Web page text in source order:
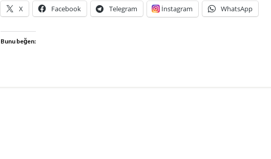
X Facebook Telegram İnstagram WhatsApp
Bunu beğen: